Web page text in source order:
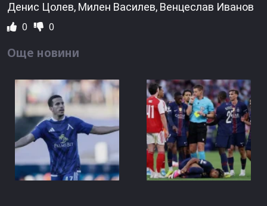
Денис Цолев, Милен Василев, Венцеслав Иванов
0 0
Още новини